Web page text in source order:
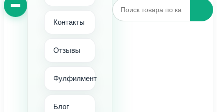
Контакты
Отзывы
Фулфилмент
Блог